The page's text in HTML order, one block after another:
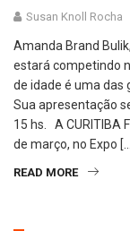
Susan Knoll Rocha
Amanda Brand
estará competindo
de idade é uma das
Sua apresentação
15 hs. A CURITIBA
de março, no Expo […]
READ MORE